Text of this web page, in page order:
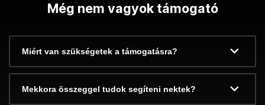
Még nem vagyok támogató
Miért van szükségetek a támogatásra?
Mekkora összeggel tudok segíteni nektek?